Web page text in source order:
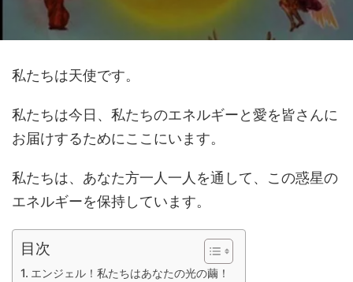
私たちは天使です。
私たちは今日、私たちのエネルギーと愛を皆さんに
お届けするためにここにいます。
私たちは、あなた方一人一人を通して、この惑星の
エネルギーを保持しています。
目次
エンジェル！私たちはあなたの光の繭！